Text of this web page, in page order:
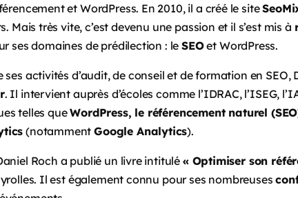
et WordPress. En 2010, il a créé le site
Mais très vite, c’est devenu une passion et il s’est mis à
ses domaines de prédilection : leSEOet WordPress.
ses activités d’audit, de conseil et de formation en
. Il intervient auprès d’écoles comme l’IDRAC, l’ISEG,
telles queWordPress, le référencement naturel
(notammentGoogle Analytics).
Roch a publié un livre intitulé « Optimiser son
Il est également connu pour ses nombreuses